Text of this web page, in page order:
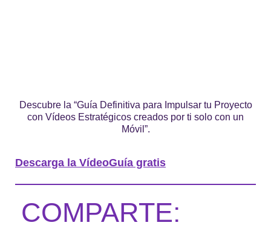
Descubre la “Guía Definitiva para Impulsar tu Proyecto
con Vídeos Estratégicos creados por ti solo con un
Móvil”.
Descarga la VídeoGuía gratis
COMPARTE: